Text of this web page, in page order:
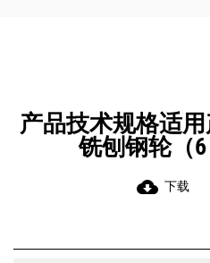
产品技术规格适用
铣刨钢轮（6
cloud_download 下载